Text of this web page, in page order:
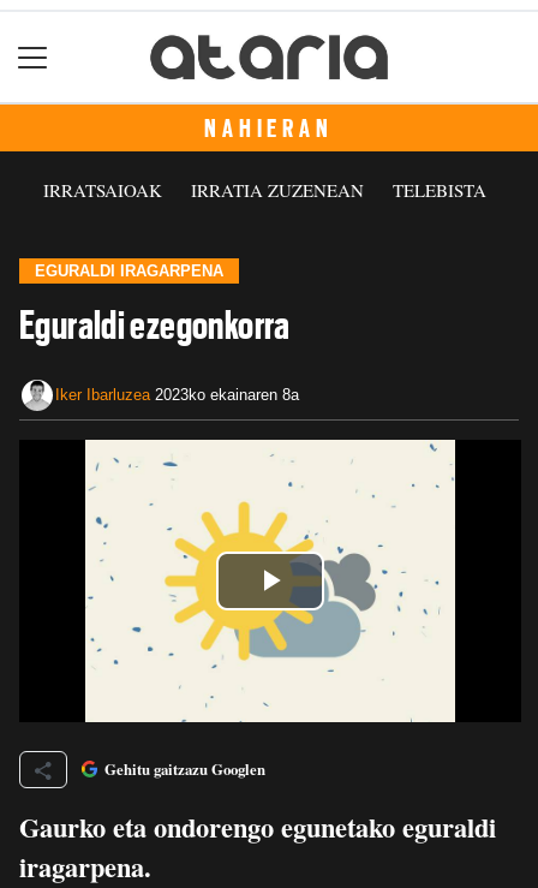
NAHIERAN
IRRATSAIOAK IRRATIA ZUZENEAN TELEBISTA
EGURALDI IRAGARPENA
Eguraldi ezegonkorra
Iker Ibarluzea 2023ko ekainaren 8a
Gehitu gaitzazu Googlen
Gaurko eta ondorengo egunetako eguraldi
iragarpena.